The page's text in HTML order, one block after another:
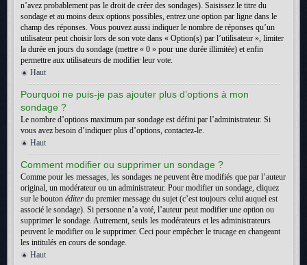
n’avez probablement pas le droit de créer des sondages). Saisissez le titre du
sondage et au moins deux options possibles, entrez une option par ligne dans le
champ des réponses. Vous pouvez aussi indiquer le nombre de réponses qu’un
utilisateur peut choisir lors de son vote dans « Option(s) par l’utilisateur », limiter
la durée en jours du sondage (mettre « 0 » pour une durée illimitée) et enfin
permettre aux utilisateurs de modifier leur vote.
Haut
Pourquoi ne puis-je pas ajouter plus d’options à mon
sondage ?
Le nombre d’options maximum par sondage est défini par l’administrateur. Si
vous avez besoin d’indiquer plus d’options, contactez-le.
Haut
Comment modifier ou supprimer un sondage ?
Comme pour les messages, les sondages ne peuvent être modifiés que par l’auteur
original, un modérateur ou un administrateur. Pour modifier un sondage, cliquez
sur le bouton éditer du premier message du sujet (c’est toujours celui auquel est
associé le sondage). Si personne n’a voté, l’auteur peut modifier une option ou
supprimer le sondage. Autrement, seuls les modérateurs et les administrateurs
peuvent le modifier ou le supprimer. Ceci pour empêcher le trucage en changeant
les intitulés en cours de sondage.
Haut